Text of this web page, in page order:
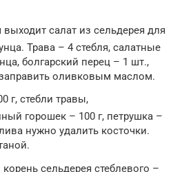
салат из сельдерея для
Трава – 4 стебля, салатные
болгарский перец – 1 шт.,
оливковым маслом.
г, стебли травы,
горошек – 100 г, петрушка –
нужно удалить косточки.
сельдерея стеблевого –